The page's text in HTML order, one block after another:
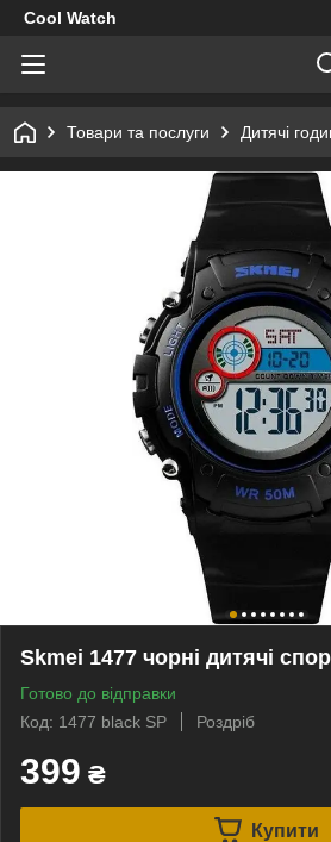
Cool Watch
Товари та послуги Дитячі
Skmei 1477 чорні дитячі
Готово до відправки
Код: 1477 black SP
Роздріб
399 ₴
Купити